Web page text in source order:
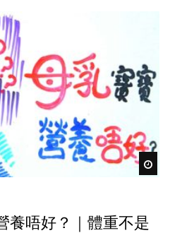
養唔好？｜體重不是